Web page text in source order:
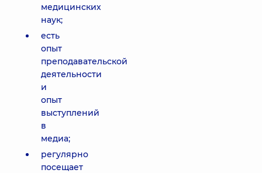
медицинских
наук;
есть
опыт
преподавательской
деятельности
и
опыт
выступлений
в
медиа;
регулярно
посещает